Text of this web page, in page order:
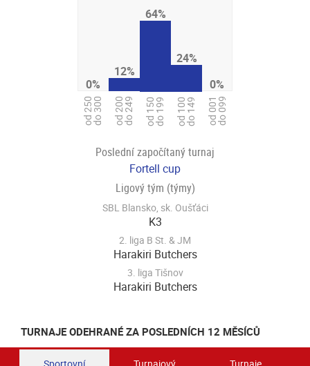
0%
od 250do 300
12%
od 200do 249
64%
od 150do 199
24%
od 100do 149
0%
od 001do 099
Poslední započítaný turnaj
Fortell cup
Ligový tým (týmy)
SBL Blansko, sk. Oušťáci
K3
2. liga B St. & JM
Harakiri Butchers
3. liga Tišnov
Harakiri Butchers
TURNAJE ODEHRANÉ ZA POSLEDNÍCH 12 MĚSÍCŮ